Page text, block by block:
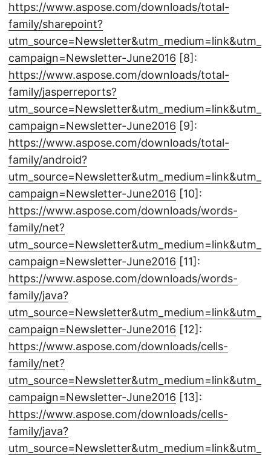
https://www.aspose.com/downloads/total-
family/sharepoint?
utm_source=Newsletter&utm_medium=link&utm_
campaign=Newsletter-June2016 [8]:
https://www.aspose.com/downloads/total-
family/jasperreports?
utm_source=Newsletter&utm_medium=link&utm_
campaign=Newsletter-June2016 [9]:
https://www.aspose.com/downloads/total-
family/android?
utm_source=Newsletter&utm_medium=link&utm_
campaign=Newsletter-June2016 [10]:
https://www.aspose.com/downloads/words-
family/net?
utm_source=Newsletter&utm_medium=link&utm_
campaign=Newsletter-June2016 [11]:
https://www.aspose.com/downloads/words-
family/java?
utm_source=Newsletter&utm_medium=link&utm_
campaign=Newsletter-June2016 [12]:
https://www.aspose.com/downloads/cells-
family/net?
utm_source=Newsletter&utm_medium=link&utm_
campaign=Newsletter-June2016 [13]:
https://www.aspose.com/downloads/cells-
family/java?
utm_source=Newsletter&utm_medium=link&utm_